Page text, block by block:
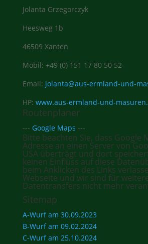
Jolanta Grzegorczyk
Heesweg 1b
46509 Xanten
Mobil: +49 (0) 151 17 80 50 52
Email: jolanta@aus-ermland-und-
HP: www.aus-ermland-und-
Routenplaner
--- Google Maps ---
Bitte beachten Sie, dass Google
Adresse an einen Server von
USA überträgt und dort
keinen Einfluss auf diese
beim Anklicken des Links
Webseite und wir sind für
Datentransfers nicht mehr
Sitemap
A-Wurf am 30.09.2023
B-Wurf am 09.02.2024
C-Wurf am 25.10.2024